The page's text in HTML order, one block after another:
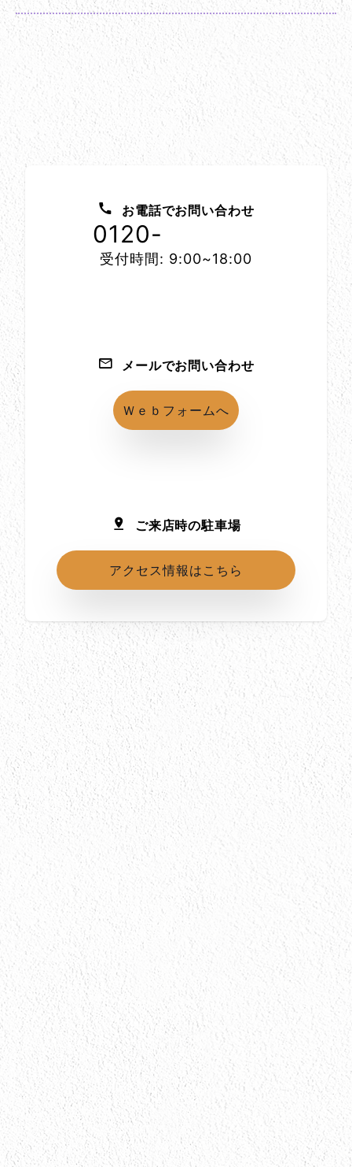
お問い合わせ方法
お電話でお問い合わせ
0120-
受付時間: 9:00~18:00
メールでお問い合わせ
Ｗｅｂフォームへ
ご来店時の駐車場
アクセス情報はこちら
所在地
会社情報とサイトマップ
会社情報